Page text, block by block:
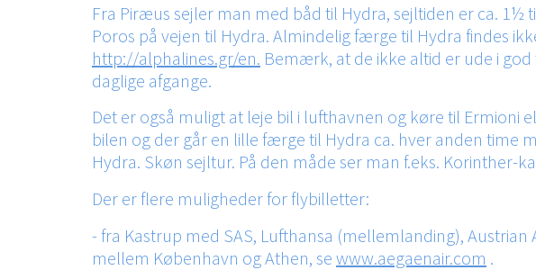
Fra Piræus sejler man med båd til Hydra, sejltiden er ca.
Poros på vejen til Hydra. Almindelig færge til Hydra findes
http://alphalines.gr/en. Bemærk, at de ikke altid er ude i
daglige afgange.
Det er også muligt at leje bil i lufthavnen og køre til Ermioni
bilen og der går en lille færge til Hydra ca. hver anden time
Hydra. Skøn sejltur. På den måde ser man f.eks.
Der er flere muligheder for flybilletter:
- fra Kastrup med SAS, Lufthansa (mellemlanding),
mellem København og Athen, se www.aegaenair.com .